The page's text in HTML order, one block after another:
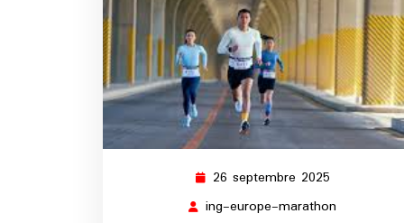
26 septembre 2025
septembre
ing-europe-marathon